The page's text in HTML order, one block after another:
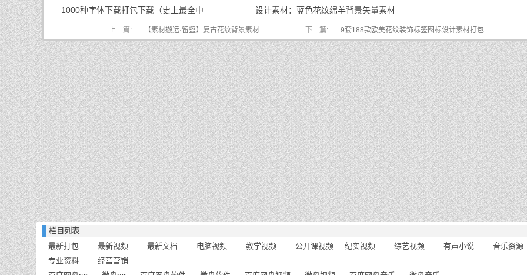
1000种字体下载打包下载（史上最全中 设计素材：蓝色花纹绵羊背景矢量素材
上一篇: 【素材搬运·留盏】复古花纹背景素材 下一篇: 9套188款欧美花纹装饰标签图标设计素材打包
栏目列表
最新打包
最新视频 最新文档 电脑视频 教学视频 公开课视频 纪实视频 综艺视频 有声小说
音乐资源
专业资料
经营营销